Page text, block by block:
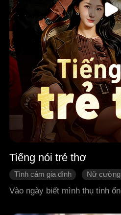
Tiếng nói trẻ thơ
Tình cảm gia đình
Nữ cường
Quá trình thay đổi của nhân vật
Tổng tài